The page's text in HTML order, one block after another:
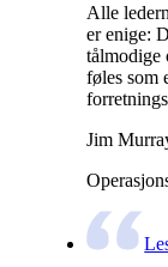
Alle
er enige:
tålmodige
føles som
Jim